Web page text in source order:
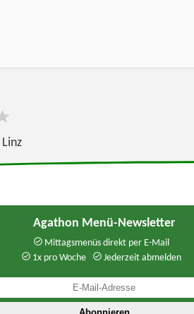
Linz
Agathon Menü-Newsletter
Mittagsmenüs direkt per E-Mail
1x pro Woche
Jederzeit abmelden